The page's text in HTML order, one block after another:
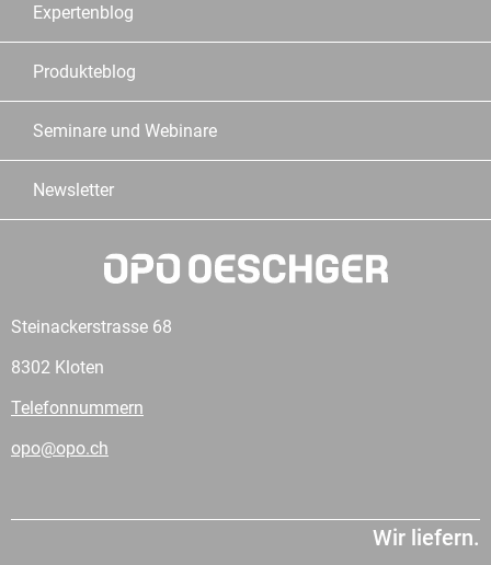
Expertenblog
Produkteblog
Seminare und Webinare
Newsletter
Steinackerstrasse 68
8302 Kloten
Telefonnummern
opo@opo.ch
Wir liefern.